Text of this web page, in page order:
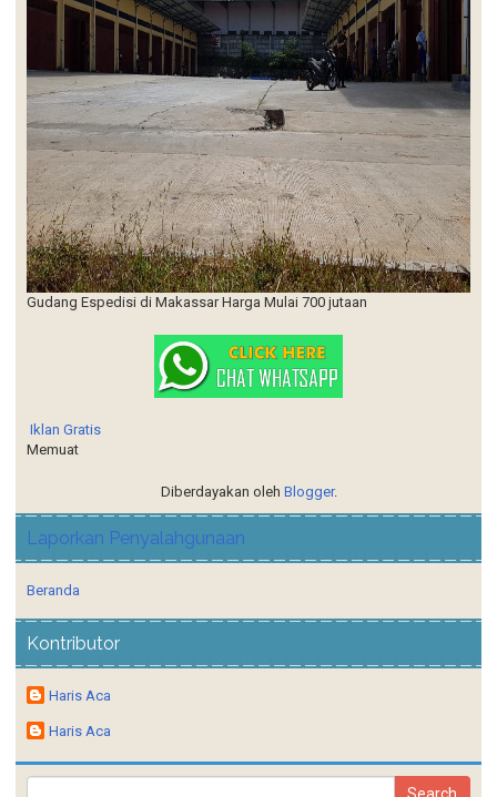
Gudang Espedisi di Makassar Harga Mulai 700 jutaan
Iklan Gratis
Memuat
Diberdayakan oleh Blogger.
Laporkan Penyalahgunaan
Beranda
Kontributor
Haris Aca
Haris Aca